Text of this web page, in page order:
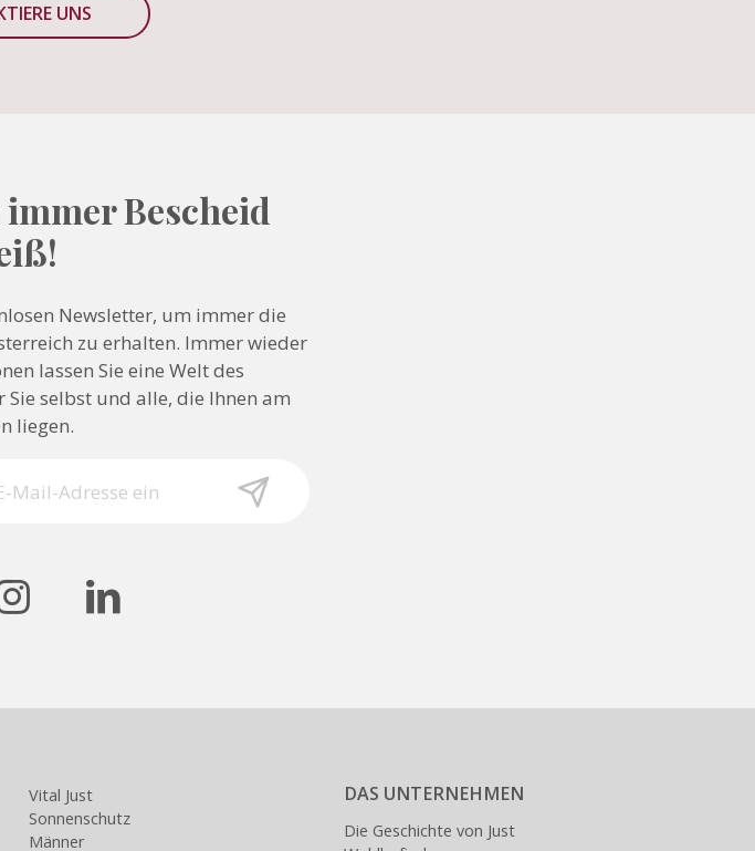
UNS
Bescheid
Newsletter, um immer die
zu erhalten. Immer wieder
lassen Sie eine Welt des
selbst und alle, die Ihnen am
liegen.
Vital Just
Sonnenschutz
Männer
DAS UNTERNEHMEN
Die Geschichte von Just